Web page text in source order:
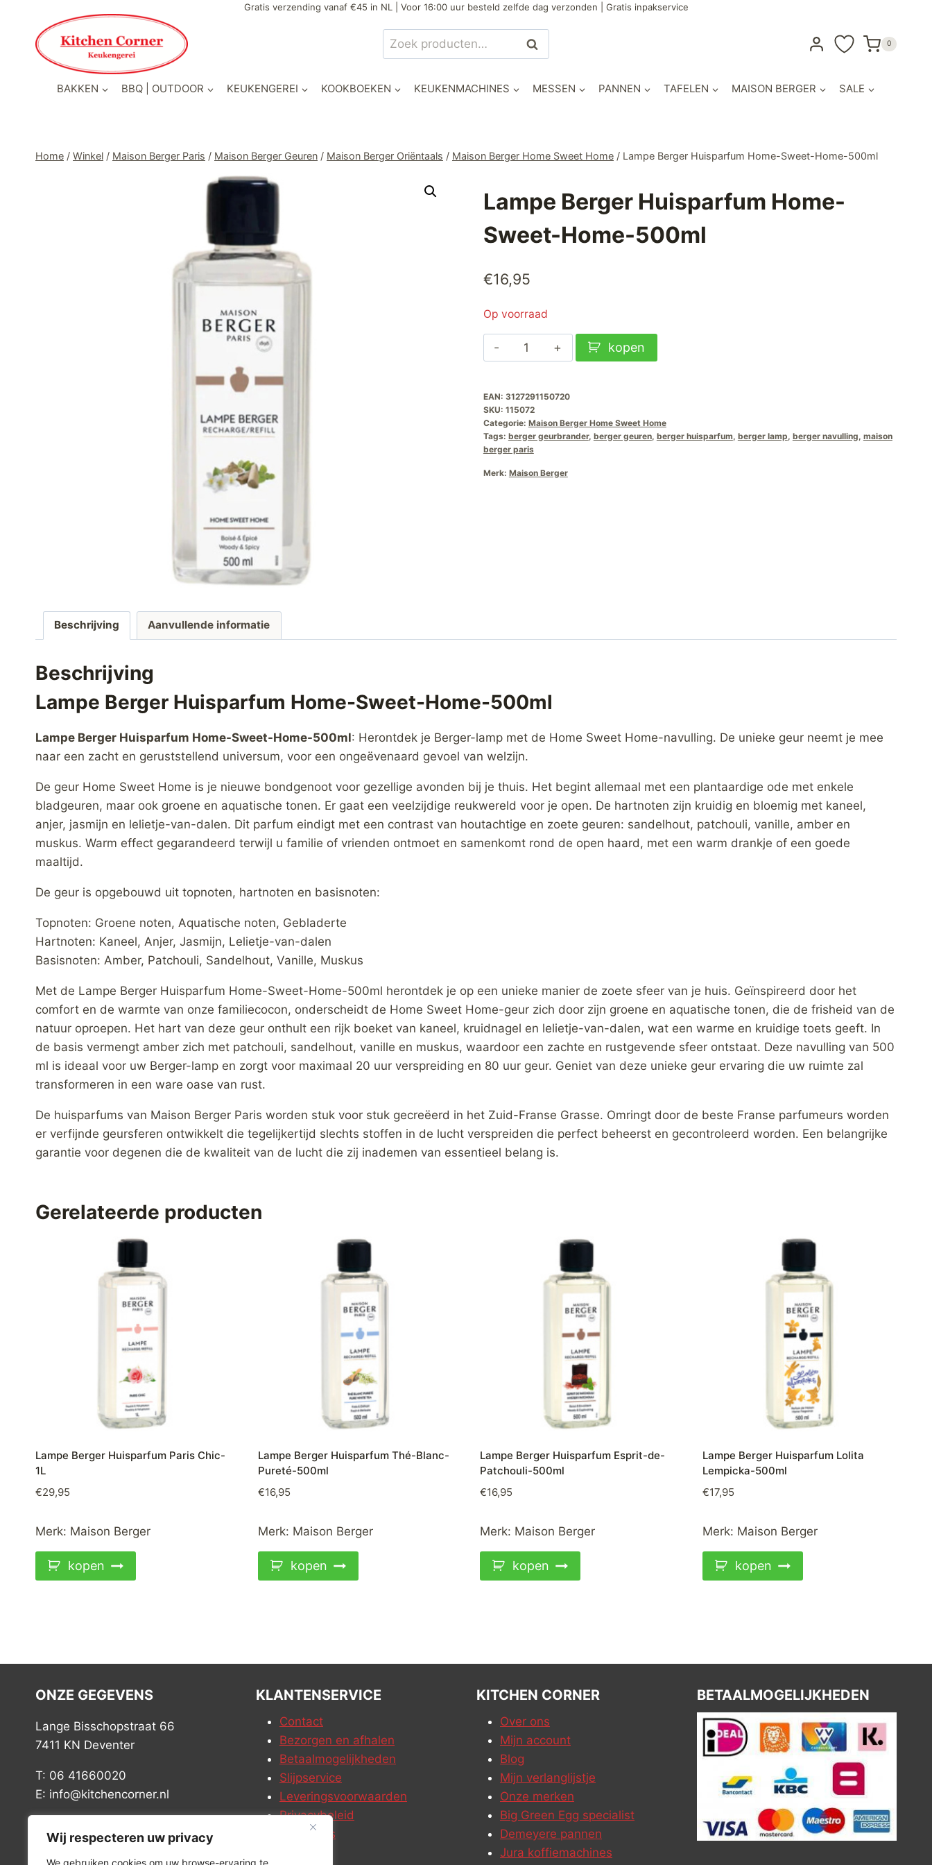
Wij respecteren uw privacy
We gebruiken cookies om uw browse-ervaring te
inhoud
Gratis verzending vanaf €45 in NL | Voor 16:00 uur besteld zelfde dag verzonden | Gratis inpakservice
Zoeken
naar:
Zoeken 0
BAKKEN BBQ | OUTDOOR KEUKENGEREI KOOKBOEKEN KEUKENMACHINES MESSEN PANNEN TAFELEN MAISON BERGER SALE
Home / Winkel / Maison Berger Paris / Maison Berger Geuren / Maison Berger Oriëntaals / Maison Berger Home Sweet Home / Lampe Berger Huisparfum Home-Sweet-Home-500ml
Lampe Berger Huisparfum Home-
Sweet-Home-500ml
€16,95
Op voorraad
Lampe
Berger
Home-
Sweet-
Home-
500ml
aantal
kopen
EAN: 3127291150720
SKU: 115072
Categorie: Maison Berger Home Sweet Home
Tags: berger geurbrander, berger geuren, berger huisparfum, berger lamp, berger navulling, maison
berger paris
Merk: Maison Berger
Beschrijving Aanvullende informatie
Beschrijving
Lampe Berger Huisparfum Home-Sweet-Home-500ml
Lampe Berger Huisparfum Home-Sweet-Home-500ml: Herontdek je Berger-lamp met de Home Sweet Home-navulling. De unieke geur neemt je mee
naar een zacht en geruststellend universum, voor een ongeëvenaard gevoel van welzijn.
De geur Home Sweet Home is je nieuwe bondgenoot voor gezellige avonden bij je thuis. Het begint allemaal met een plantaardige ode met enkele
bladgeuren, maar ook groene en aquatische tonen. Er gaat een veelzijdige reukwereld voor je open. De hartnoten zijn kruidig ​​en bloemig met kaneel,
anjer, jasmijn en lelietje-van-dalen. Dit parfum eindigt met een contrast van houtachtige en zoete geuren: sandelhout, patchouli, vanille, amber en
muskus. Warm effect gegarandeerd terwijl u familie of vrienden ontmoet en samenkomt rond de open haard, met een warm drankje of een goede
maaltijd.
De geur is opgebouwd uit topnoten, hartnoten en basisnoten:
Topnoten: Groene noten, Aquatische noten, Gebladerte
Hartnoten: Kaneel, Anjer, Jasmijn, Lelietje-van-dalen
Basisnoten: Amber, Patchouli, Sandelhout, Vanille, Muskus
Met de Lampe Berger Huisparfum Home-Sweet-Home-500ml herontdek je op een unieke manier de zoete sfeer van je huis. Geïnspireerd door het
comfort en de warmte van onze familiecocon, onderscheidt de Home Sweet Home-geur zich door zijn groene en aquatische tonen, die de frisheid van de
natuur oproepen. Het hart van deze geur onthult een rijk boeket van kaneel, kruidnagel en lelietje-van-dalen, wat een warme en kruidige toets geeft. In
de basis vermengt amber zich met patchouli, sandelhout, vanille en muskus, waardoor een zachte en rustgevende sfeer ontstaat. Deze navulling van 500
ml is ideaal voor uw Berger-lamp en zorgt voor maximaal 20 uur verspreiding en 80 uur geur. Geniet van deze unieke geur ervaring die uw ruimte zal
transformeren in een ware oase van rust.
De huisparfums van Maison Berger Paris worden stuk voor stuk gecreëerd in het Zuid-Franse Grasse. Omringt door de beste Franse parfumeurs worden
er verfijnde geursferen ontwikkelt die tegelijkertijd slechts stoffen in de lucht verspreiden die perfect beheerst en gecontroleerd worden. Een belangrijke
garantie voor degenen die de kwaliteit van de lucht die zij inademen van essentieel belang is.
Gerelateerde producten
Lampe Berger Huisparfum Paris Chic-
1L
€29,95
Merk: Maison Berger
kopen
Lampe Berger Huisparfum Thé-Blanc-
Pureté-500ml
€16,95
Merk: Maison Berger
kopen
Lampe Berger Huisparfum Esprit-de-
Patchouli-500ml
€16,95
Merk: Maison Berger
kopen
Lampe Berger Huisparfum Lolita
Lempicka-500ml
€17,95
Merk: Maison Berger
kopen
ONZE GEGEVENS
Lange Bisschopstraat 66
7411 KN Deventer
T: 06 41660020
E: info@kitchencorner.nl
BTW: NL001915997B81
KLANTENSERVICE
Contact
Bezorgen en afhalen
Betaalmogelijkheden
Slijpservice
Leveringsvoorwaarden
Privacybeleid
Vacatures
KITCHEN CORNER
Over ons
Mijn account
Blog
Mijn verlanglijstje
Onze merken
Big Green Egg specialist
Demeyere pannen
Jura koffiemachines
BETAALMOGELIJKHEDEN